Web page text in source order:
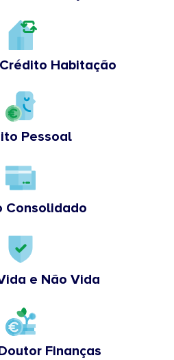
Habitação
Pessoal
Consolidado
e Não Vida
Finanças